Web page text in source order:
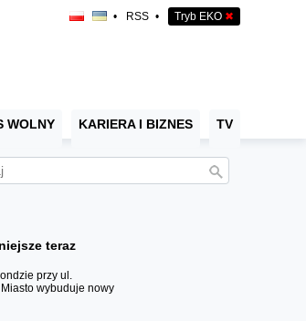
• RSS • Tryb EKO ✖
WOLNY KARIERA I BIZNES TV
teraz
przy ul.
wybuduje nowy